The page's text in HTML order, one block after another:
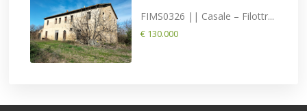
FIMS0326 || Casale – Filottr...
€ 130.000